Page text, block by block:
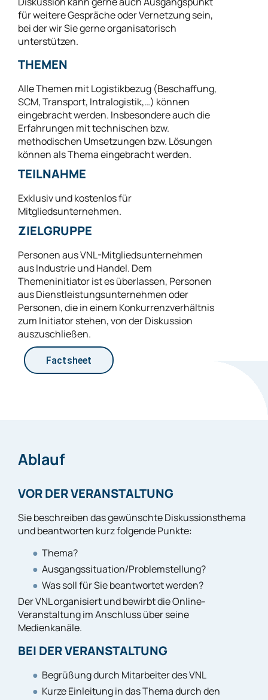
für weitere Gespräche oder Vernetzung sein,
bei der wir Sie gerne organisatorisch
unterstützen.
THEMEN
Alle Themen mit Logistikbezug (Beschaffung,
SCM, Transport, Intralogistik,…) können
eingebracht werden. Insbesondere auch die
Erfahrungen mit technischen bzw.
methodischen Umsetzungen bzw. Lösungen
können als Thema eingebracht werden.
TEILNAHME
Exklusiv und kostenlos für
Mitgliedsunternehmen.
ZIELGRUPPE
Personen aus VNL-Mitgliedsunternehmen
aus Industrie und Handel. Dem
Themeninitiator ist es überlassen, Personen
aus Dienstleistungsunternehmen oder
Personen, die in einem Konkurrenzverhältnis
zum Initiator stehen, von der Diskussion
auszuschließen.
Factsheet
Ablauf
VOR DER VERANSTALTUNG
Sie beschreiben das gewünschte Diskussionsthema
und beantworten kurz folgende Punkte:
Thema?
Ausgangssituation/Problemstellung?
Was soll für Sie beantwortet werden?
Der VNL organisiert und bewirbt die Online-
Veranstaltung im Anschluss über seine
Medienkanäle.
BEI DER VERANSTALTUNG
Begrüßung durch Mitarbeiter des VNL
Kurze Einleitung in das Thema durch den